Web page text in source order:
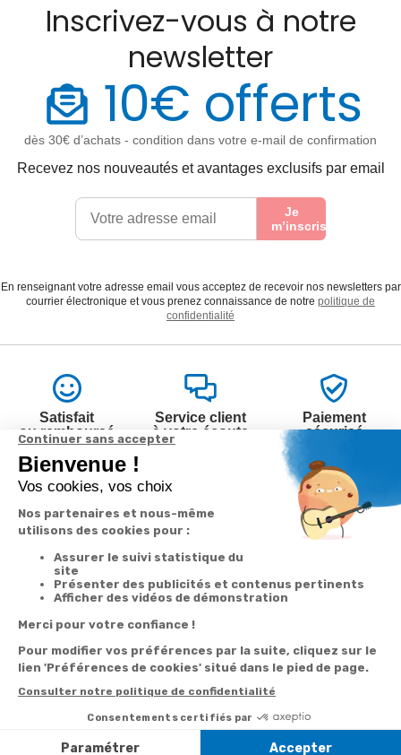
Inscrivez-vous à notre
newsletter
10€ offerts
dès 30€ d’achats - condition dans votre e-mail de confirmation
Recevez nos nouveautés et avantages exclusifs par email
Je
m’inscris
En renseignant votre adresse email vous acceptez de recevoir nos newsletters par
courrier électronique et vous prenez connaissance de notre politique de
confidentialité
Satisfait
ou remboursé
Service client
à votre écoute
Paiement
sécurisé
2 ans
à la carte
Suivi de
commande
Suivi de
Livraison
Paiement facilité
Satisfait ou
Abonnement à la
Désabonnement à
la newsletter
Messenger
samedi de 8h à